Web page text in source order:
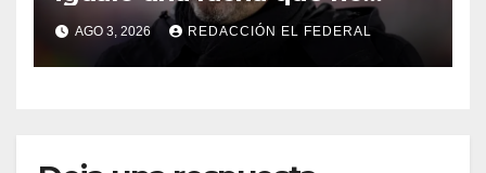
sufría desde 1911: ¿Coudet
debe irse?
AGO 3, 2026 REDACCIÓN EL FEDERAL